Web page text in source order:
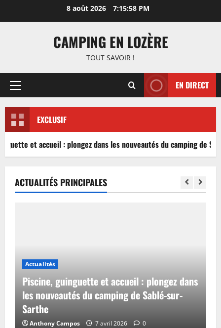
8 août 2026 7:15:58 PM
CAMPING EN LOZÈRE
TOUT SAVOIR !
Menu
EN DIRECT
EXCLUSIF
et accueil : plongez dans les nouveautés du camping de
ACTUALITÉS PRINCIPALES
Actualités
Piscine, guinguette et accueil : plongez dans
les nouveautés du camping de Sablé-sur-
Sarthe
Anthony Campos 7 avril 2026 0